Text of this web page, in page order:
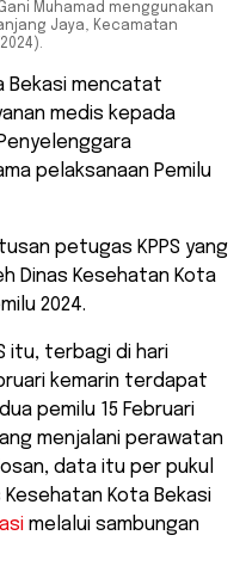
Muhamad menggunakan
Jaya, Kecamatan
Bekasi mencatat
medis kepada
pelaksanaan Pemilu
petugas KPPS yang
Dinas Kesehatan Kota
2024.
itu, terbagi di hari
kemarin terdapat
pemilu 15 Februari
menjalani perawatan
data itu per pukul
Kesehatan Kota Bekasi
melalui sambungan